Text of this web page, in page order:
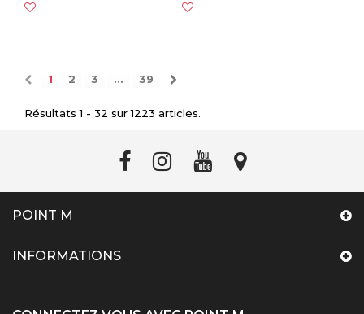
1 2 3 ... 39
Résultats 1 - 32 sur 1223 articles.
POINT M
INFORMATIONS